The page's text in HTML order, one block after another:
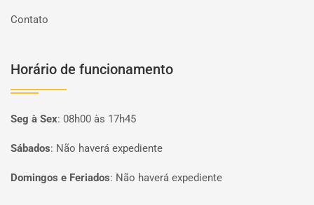
Contato
Horário de funcionamento
Seg à Sex: 08h00 às 17h45
Sábados: Não haverá expediente
Domingos e Feriados: Não haverá expediente